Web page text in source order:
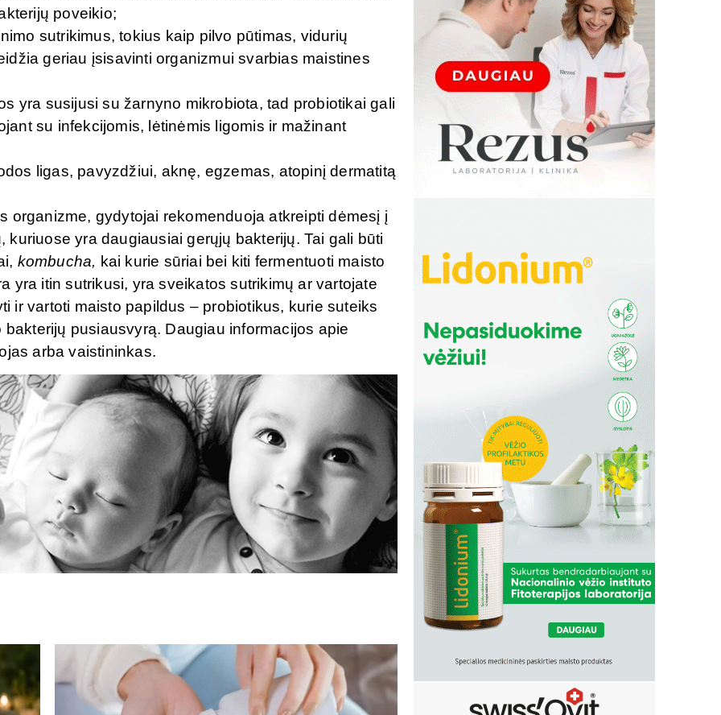
poveikio;
sutrikimus, tokius kaip pilvo pūtimas, vidurių
geriau įsisavinti organizmui svarbias maistines
yra susijusi su žarnyno mikrobiota, tad probiotikai gali
su infekcijomis, lėtinėmis ligomis ir mažinant
ligas, pavyzdžiui, aknę, egzemas, atopinį dermatitą
organizme, gydytojai rekomenduoja atkreipti dėmesį į
yra daugiausiai gerųjų bakterijų. Tai gali būti
kombucha, kai kurie sūriai bei kiti fermentuoti maisto
yra itin sutrikusi, yra sveikatos sutrikimų ar vartojate
ir vartoti maisto papildus – probiotikus, kurie suteiks
pusiausvyrą. Daugiau informacijos apie
arba vaistininkas.